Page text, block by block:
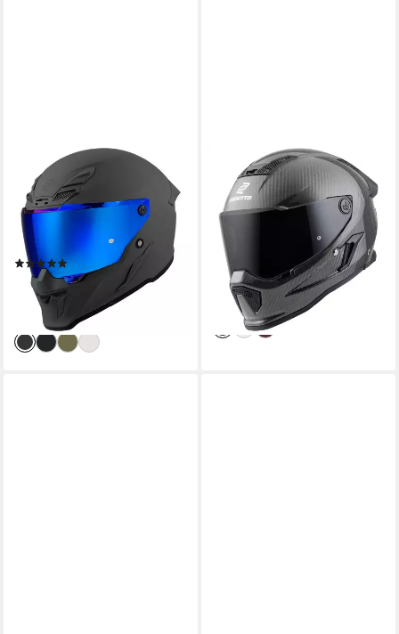
BOGOTTO
Motorradhelm Blade Helm,
Notfallsystem-Polsterung
(EQRS),geeignet für
Brillenträger,vorber
(1)
155,49 € 199,95 €
-22%
lieferbar - in 3-4 Werktagen bei dir
BOGOTTO
Motorradhelm Rapto Carbon
Helm, vorbereitet für
Kommunikationssystem,geeignet
für Brillenträger,v
295,49 €
589,95 €
-50%
lieferbar - in 3-4 Werktagen bei dir